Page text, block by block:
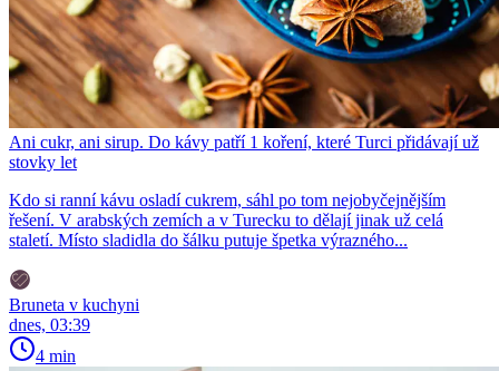
Ani cukr, ani sirup. Do kávy patří 1 koření, které Turci přidávají už
stovky let
Kdo si ranní kávu osladí cukrem, sáhl po tom nejobyčejnějším
řešení. V arabských zemích a v Turecku to dělají jinak už celá
staletí. Místo sladidla do šálku putuje špetka výrazného...
Bruneta v kuchyni
dnes, 03:39
4 min